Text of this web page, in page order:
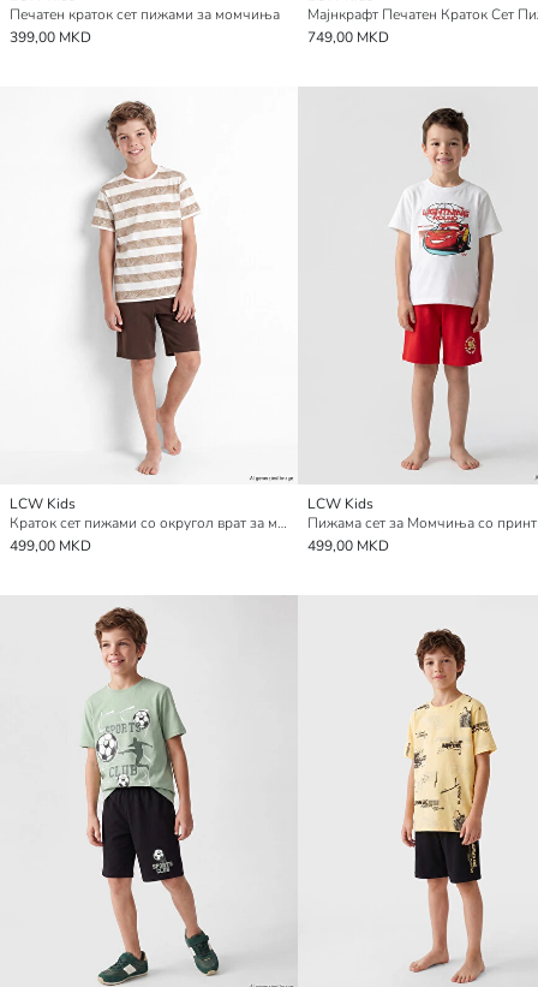
Печатен краток сет пижами за момчиња
399,00 MKD
749,00 MKD
LCW Kids
Краток сет пижами со округол врат за момчиња
499,00 MKD
LCW Kids
Пижама сет за Момчиња со принт
499,00 MKD